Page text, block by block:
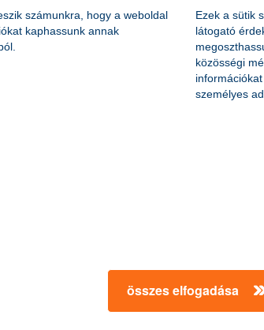
várhatóan csak elektromos autókat lehet
még marginális az arányuk - derül ki a K&H
ezzel is segítve a vállalkozások
hatása is
pluszban zártak egy hónapot
számunkra, hogy a weboldal
kaphassunk annak
Ezek a sütik
látogató
közösségi
személyes
összes elfogadása